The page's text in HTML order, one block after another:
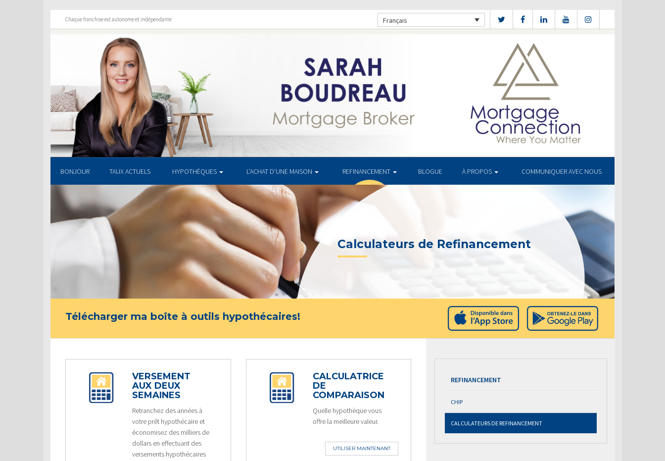
Chaque franchise est autonome et indépendante Français
BONJOUR TAUX ACTUELS HYPOTHÈQUES L’ACHAT D’UNE MAISON REFINANCEMENT BLOGUE À PROPOS COMMUNIQUER AVEC NOUS
Calculateurs de Refinancement
Télécharger ma boîte à outils hypothécaires!
VERSEMENT
AUX DEUX
SEMAINES
Retranchez des années à
votre prêt hypothécaire et
économisez des milliers de
dollars en effectuant des
versements hypothécaires
CALCULATRICE
DE
COMPARAISON
Quelle hypothèque vous
offre la meilleure valeur.
UTILISER MAINTENANT
REFINANCEMENT
CHIP
CALCULATEURS DE REFINANCEMENT